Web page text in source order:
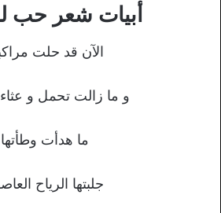
أبيات شعر حب
الآن قد حلت
و ما زالت تحمل و
ما هدأت وطأتها
جلبتها الرياح